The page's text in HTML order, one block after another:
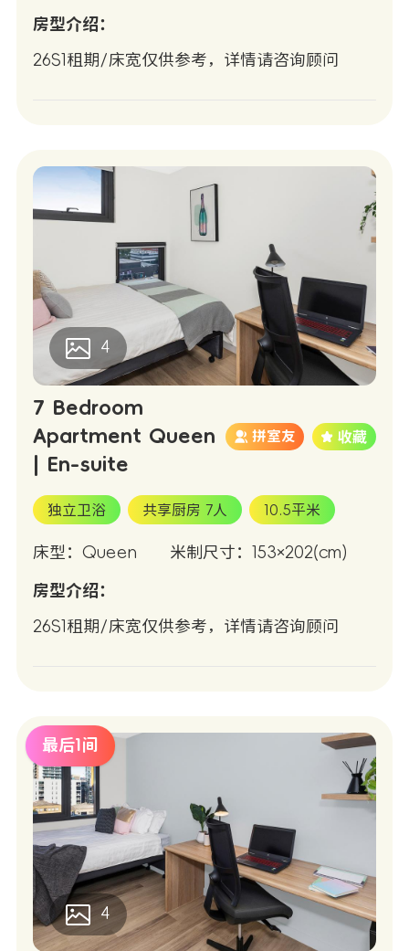
房型介绍：
26S1租期/床宽仅供参考，详情请咨询顾问
4
7 Bedroom
Apartment Queen
| En-suite
拼室友
独立卫浴 共享厨房 7人 10.5平米
床型：Queen 米制尺寸：153×202(cm)
房型介绍：
26S1租期/床宽仅供参考，详情请咨询顾问
最后1间
4